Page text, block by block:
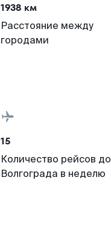
1938 км
Расстояние между
городами
15
Количество рейсов до
Волгограда в неделю